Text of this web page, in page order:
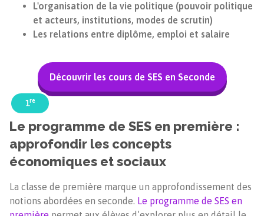
L'organisation de la vie politique (pouvoir politique
et acteurs, institutions, modes de scrutin)
Les relations entre diplôme, emploi et salaire
Découvrir les cours de SES en Seconde
1re
Le programme de SES en première :
approfondir les concepts
économiques et sociaux
La classe de première marque un approfondissement des
notions abordées en seconde. Le programme de SES en